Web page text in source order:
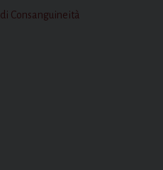
Consanguineità